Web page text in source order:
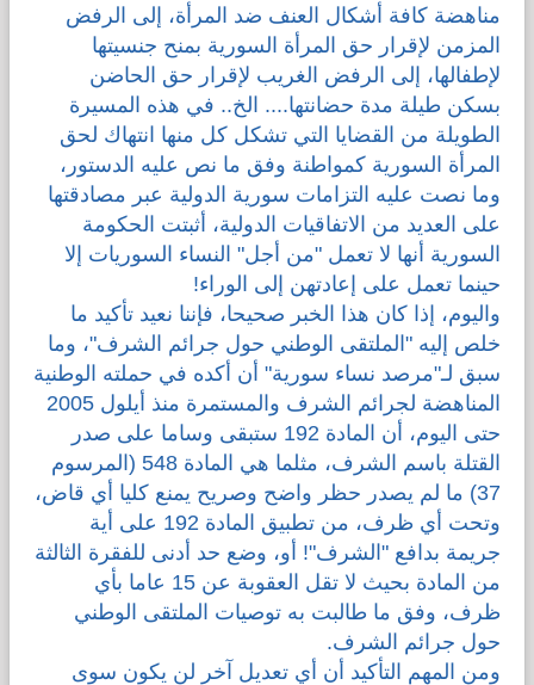
مناهضة كافة أشكال العنف ضد المرأة، إلى الرفض
المزمن لإقرار حق المرأة السورية بمنح جنسيتها
لإطفالها، إلى الرفض الغريب لإقرار حق الحاضن
بسكن طيلة مدة حضانتها.... الخ.. في هذه المسيرة
الطويلة من القضايا التي تشكل كل منها انتهاك لحق
المرأة السورية كمواطنة وفق ما نص عليه الدستور،
وما نصت عليه التزامات سورية الدولية عبر مصادقتها
على العديد من الاتفاقيات الدولية، أثبتت الحكومة
السورية أنها لا تعمل "من أجل" النساء السوريات إلا
حينما تعمل على إعادتهن إلى الوراء!
واليوم، إذا كان هذا الخبر صحيحا، فإننا نعيد تأكيد ما
خلص إليه "الملتقى الوطني حول جرائم الشرف"، وما
سبق لـ"مرصد نساء سورية" أن أكده في حملته الوطنية
المناهضة لجرائم الشرف والمستمرة منذ أيلول 2005
حتى اليوم، أن المادة 192 ستبقى وساما على صدر
القتلة باسم الشرف، مثلما هي المادة 548 (المرسوم
37) ما لم يصدر حظر واضح وصريح يمنع كليا أي قاض،
وتحت أي ظرف، من تطبيق المادة 192 على أية
جريمة بدافع "الشرف"! أو، وضع حد أدنى للفقرة الثالثة
من المادة بحيث لا تقل العقوبة عن 15 عاما بأي
ظرف، وفق ما طالبت به توصيات الملتقى الوطني
حول جرائم الشرف.
ومن المهم التأكيد أن أي تعديل آخر لن يكون سوى